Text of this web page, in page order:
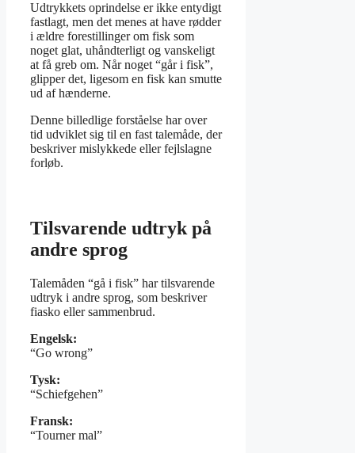
Udtrykkets oprindelse er ikke entydigt
fastlagt, men det menes at have rødder
i ældre forestillinger om fisk som
noget glat, uhåndterligt og vanskeligt
at få greb om. Når noget “går i fisk”,
glipper det, ligesom en fisk kan smutte
ud af hænderne.
Denne billedlige forståelse har over
tid udviklet sig til en fast talemåde, der
beskriver mislykkede eller fejlslagne
forløb.
Tilsvarende udtryk på
andre sprog
Talemåden “gå i fisk” har tilsvarende
udtryk i andre sprog, som beskriver
fiasko eller sammenbrud.
Engelsk:
“Go wrong”
Tysk:
“Schiefgehen”
Fransk:
“Tourner mal”